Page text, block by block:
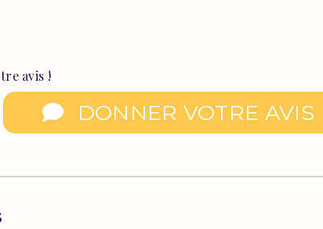
avis !
DONNER VOTRE AVIS